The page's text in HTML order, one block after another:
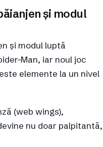
și modul
și modul luptă
Man, iar noul joc
elemente la un nivel
(web wings),
nu doar palpitantă,